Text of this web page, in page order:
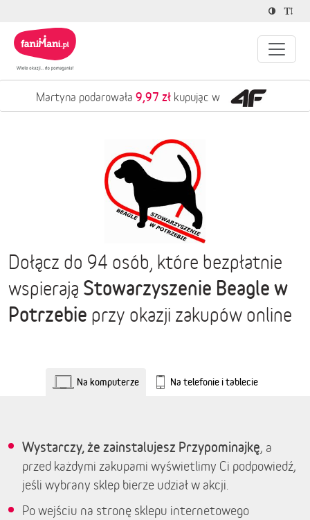
Martyna podarowała 9,97 złkupując w
Dołącz do 94 osób, które bezpłatnie
wspierają Stowarzyszenie Beagle w
Potrzebie przy okazji zakupów online
Na komputerze Na telefonie i tablecie
Wystarczy, że zainstalujesz Przypominajkę, a
przed każdymi zakupami wyświetlimy Ci podpowiedź,
jeśli wybrany sklep bierze udział w akcji.
Po wejściu na stronę sklepu internetowego